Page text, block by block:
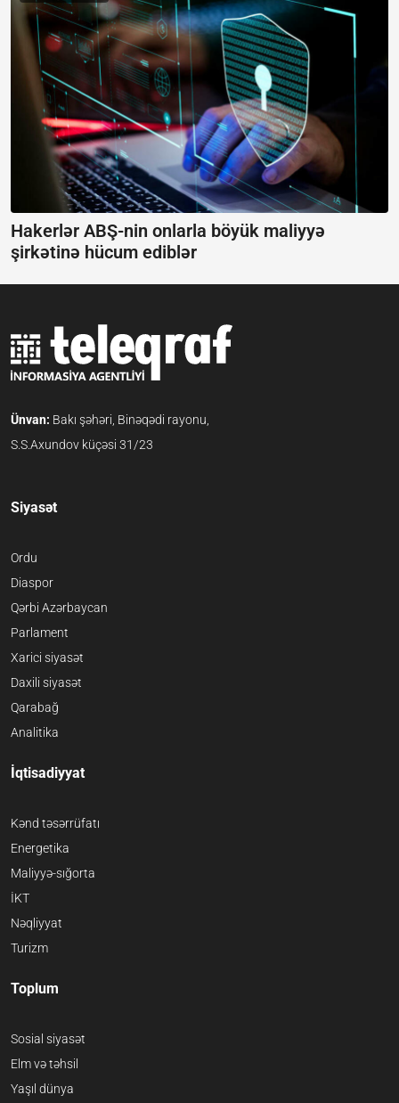
Hakerlər ABŞ-nin onlarla böyük maliyyə
şirkətinə hücum ediblər
Ünvan: Bakı şəhəri, Binəqədi rayonu,
S.S.Axundov küçəsi 31/23
Siyasət
Ordu
Diaspor
Qərbi Azərbaycan
Parlament
Xarici siyasət
Daxili siyasət
Qarabağ
Analitika
İqtisadiyyat
Kənd təsərrüfatı
Energetika
Maliyyə-sığorta
İKT
Nəqliyyat
Turizm
Toplum
Sosial siyasət
Elm və təhsil
Yaşıl dünya